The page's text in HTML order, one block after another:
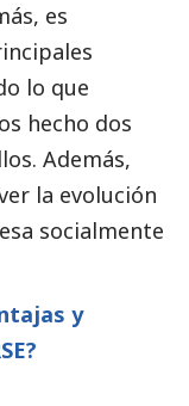
es
lo que
hecho dos
Además,
la evolución
socialmente
y